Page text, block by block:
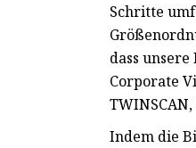
Schritte
dass
Corporate
Indem die